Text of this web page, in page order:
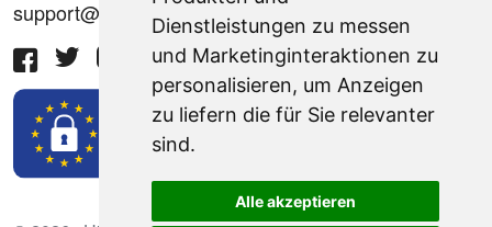
Dienstleistungen zu messen
und Marketinginteraktionen zu
personalisieren, um Anzeigen
zu liefern die für Sie relevanter
sind.
Alle akzeptieren
support@hiringnotes.com